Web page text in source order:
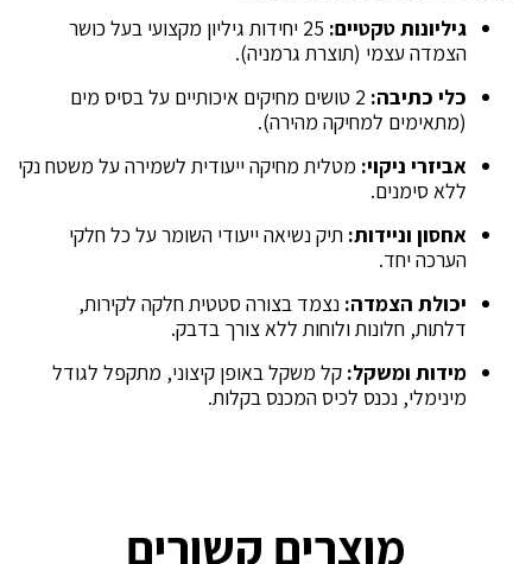
גיליונות טקטיים:
25 יחידות גיליון מקצועי בעל כושר
הצמדה עצמי (תוצרת גרמניה).
כלי כתיבה:
2 טושים מחיקים איכותיים על בסיס מים
(מתאימים למחיקה מהירה).
אביזרי ניקוי: מטלית מחיקה ייעודית לשמירה על משטח נקי
ללא סימנים.
אחסון וניידות: תיק נשיאה ייעודי השומר על כל חלקי
הערכה יחד.
יכולת הצמדה: נצמד בצורה סטטית חלקה לקירות,
דלתות, חלונות ולוחות ללא צורך בדבק.
מידות ומשקל: קל משקל באופן קיצוני, מתקפל לגודל
מינימלי, נכנס לכיס המכנס בקלות.
מוצרים קשורים